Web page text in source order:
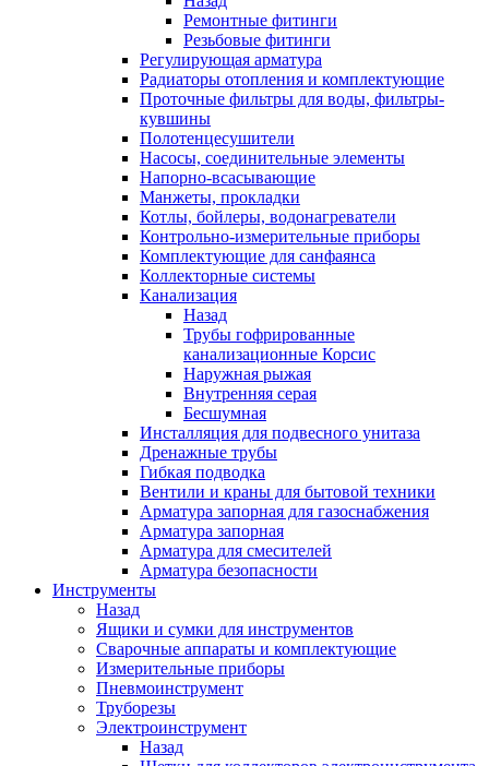
Ремонтные фитинги
Резьбовые фитинги
Регулирующая арматура
Радиаторы отопления и комплектующие
Проточные фильтры для воды, фильтры-
кувшины
Полотенцесушители
Насосы, соединительные элементы
Напорно-всасывающие
Манжеты, прокладки
Котлы, бойлеры, водонагреватели
Контрольно-измерительные приборы
Комплектующие для санфаянса
Коллекторные системы
Канализация
Назад
Трубы гофрированные
канализационные Корсис
Наружная рыжая
Внутренняя серая
Бесшумная
Инсталляция для подвесного унитаза
Дренажные трубы
Гибкая подводка
Вентили и краны для бытовой техники
Арматура запорная для газоснабжения
Арматура запорная
Арматура для смесителей
Арматура безопасности
Инструменты
Назад
Ящики и сумки для инструментов
Сварочные аппараты и комплектующие
Измерительные приборы
Пневмоинструмент
Труборезы
Электроинструмент
Назад